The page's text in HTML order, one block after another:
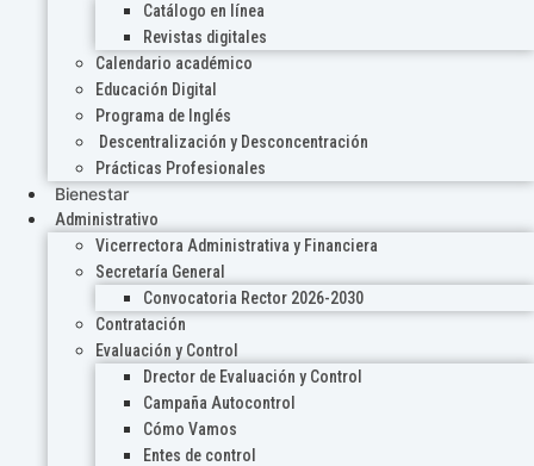
Catálogo en línea
Revistas digitales
Calendario académico
Educación Digital
Programa de Inglés
Descentralización y Desconcentración
Prácticas Profesionales
Bienestar
Administrativo
Vicerrectora Administrativa y Financiera
Secretaría General
Convocatoria Rector 2026-2030
Contratación
Evaluación y Control
Drector de Evaluación y Control
Campaña Autocontrol
Cómo Vamos
Entes de control